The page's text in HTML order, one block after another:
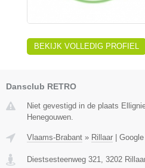
BEKIJK VOLLEDIG PROFIEL
Dansclub RETRO
Niet gevestigd in de plaats
Henegouwen.
Vlaams-Brabant » Rillaar |
Diestsesteenweg 321 3202